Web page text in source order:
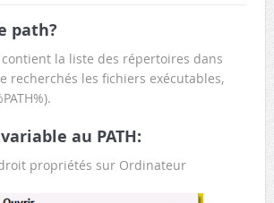
path?
contient la liste des répertoires dans
recherchés les fichiers exécutables,
au PATH:
propriétés sur Ordinateur